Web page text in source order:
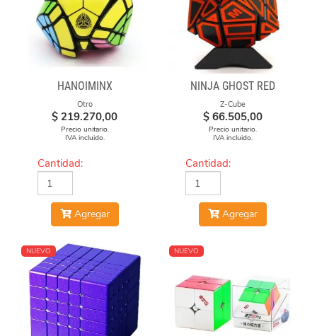
HANOIMINX
Otro
$ 219.270,00
Precio unitario.
IVA incluido.
Cantidad:
Agregar
NINJA GHOST RED
Z-Cube
$ 66.505,00
Precio unitario.
IVA incluido.
Cantidad:
Agregar
NUEVO NUEVO